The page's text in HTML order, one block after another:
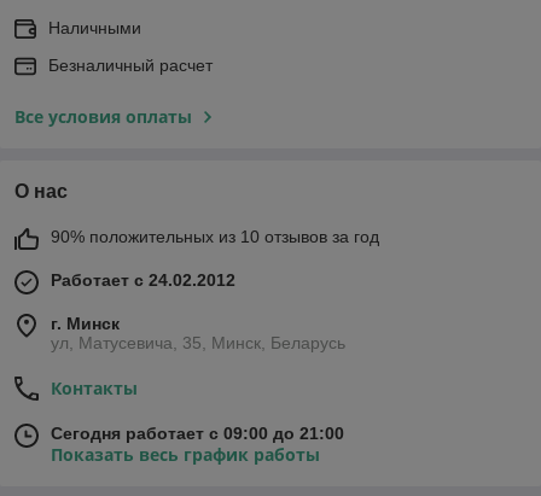
Наличными
Безналичный расчет
Все условия оплаты
О нас
90% положительных из 10 отзывов за год
Работает с 24.02.2012
г. Минск
ул, Матусевича, 35, Минск, Беларусь
Контакты
Сегодня работает с 09:00 до 21:00
Показать весь график работы